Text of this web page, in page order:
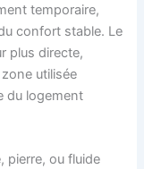
temporaire,
confort stable. Le
plus directe,
utilisée
du logement
pierre, ou fluide